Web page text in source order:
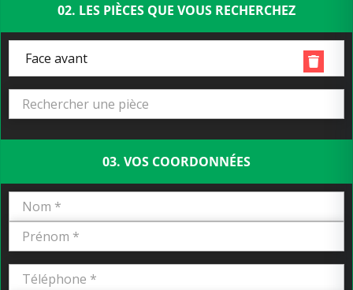
02. LES PIÈCES QUE VOUS RECHERCHEZ
Face avant
03. VOS COORDONNÉES